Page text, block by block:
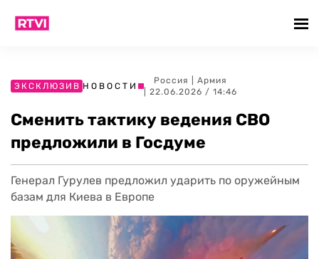
ЭКСКЛЮЗИВ НОВОСТИ
Россия
Армия
| 22.06.2026 / 14:46
Сменить тактику ведения СВО
предложили в Госдуме
Генерал Гурулев предложил ударить по оружейным
базам для Киева в Европе